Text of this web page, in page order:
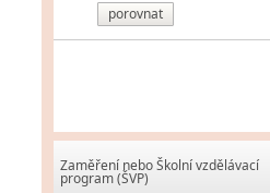
porovnat
Zaměření nebo Školní vzdělávací
program (ŠVP)